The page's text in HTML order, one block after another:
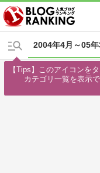
2004年4月～05
【Tips】このアイコンを
カテゴリ一覧を表示で